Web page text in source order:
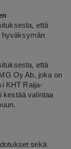
että
hyväksymän
että
Oy Ab, joka on
KHT Raija-
kestää valintaa
sekä